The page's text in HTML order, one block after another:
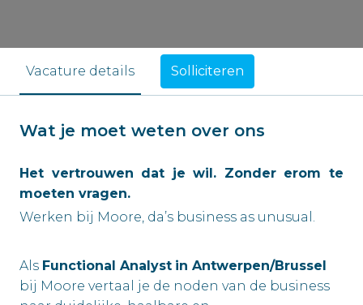
Vacature details Solliciteren
Wat je moet weten over ons
Het vertrouwen dat je wil. Zonder erom te
moeten vragen.
Werken bij Moore, da’s business as unusual.
Als Functional Analyst in Antwerpen/Brussel
bij Moore vertaal je de noden van de business